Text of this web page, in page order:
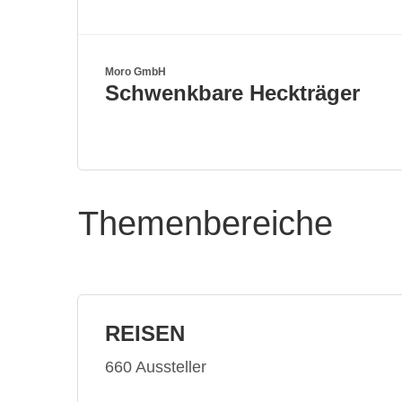
Moro GmbH
Schwenkbare Heckträger
Themenbereiche
REISEN
660 Aussteller